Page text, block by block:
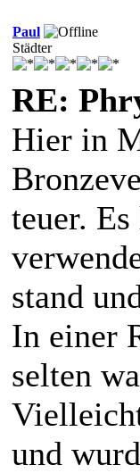
Paul
Städter
RE:
Hier in
teuer.
stand
In einer
selten
und